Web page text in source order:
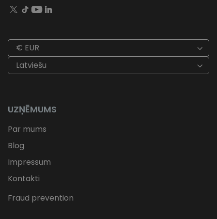
€ EUR
Latviešu
UZŅĒMUMS
Par mums
Blog
Impressum
Kontakti
Fraud prevention